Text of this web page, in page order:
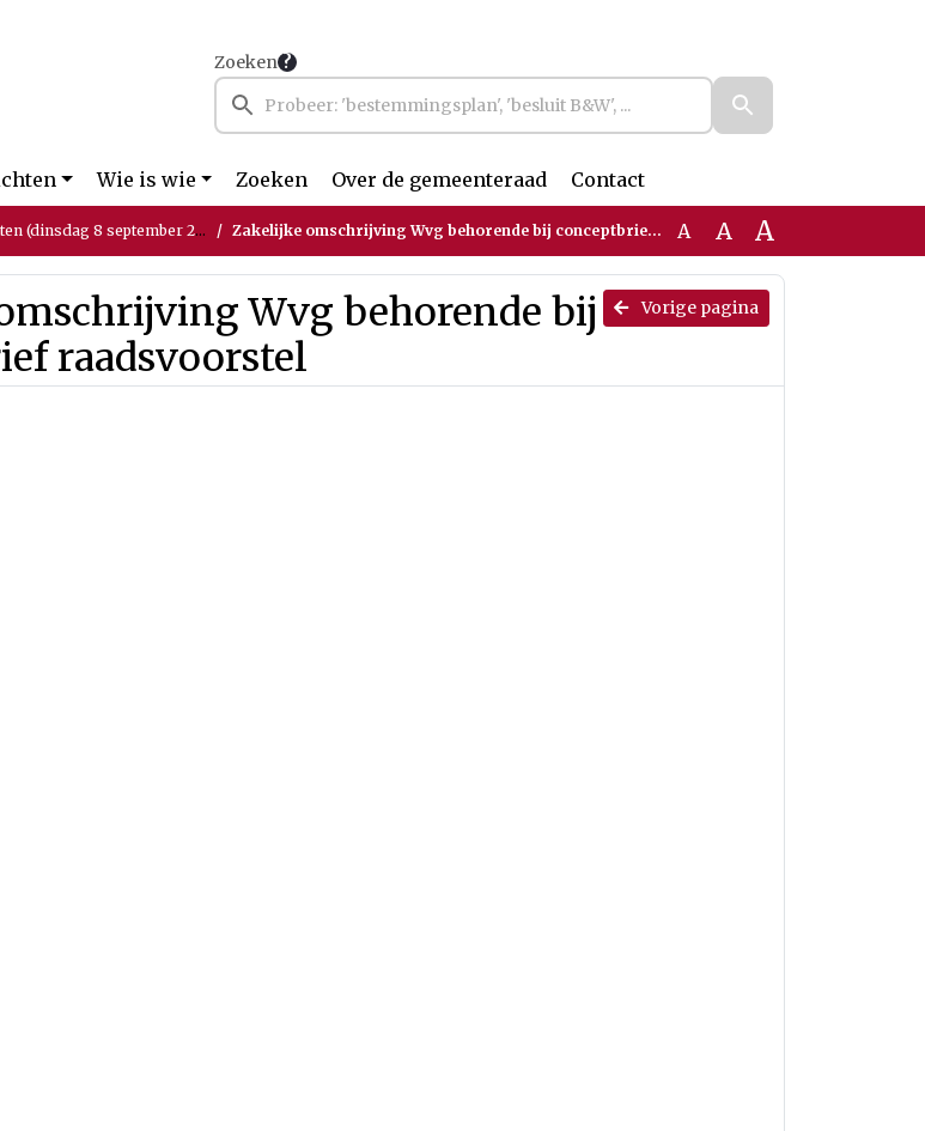
Zoeken
Wie is wie Zoeken Over de gemeenteraad Contact
(dinsdag 8 september 2020) Zakelijke omschrijving Wvg behorende bij conceptbrief raadsvoorstel A A A
Vorige pagina
Wvg behorende bij
raadsvoorstel